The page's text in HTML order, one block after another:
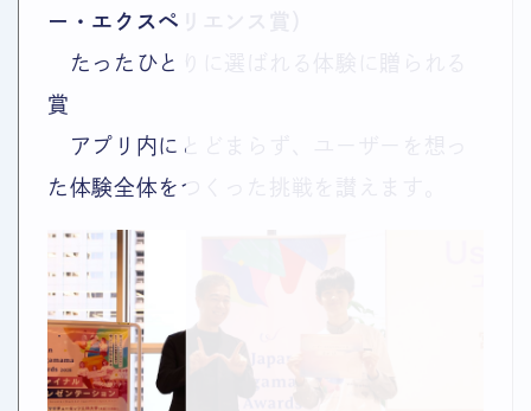
ー・エクスペリエンス賞）
たったひとりに選ばれる体験に贈られる
賞
アプリ内にとどまらず、ユーザーを想っ
た体験全体をつくった挑戦を讃えます。